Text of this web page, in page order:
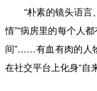
“朴素的镜头语言
情”“病房里的每个人
间”……有血有肉的人
在社交平台上化身“自